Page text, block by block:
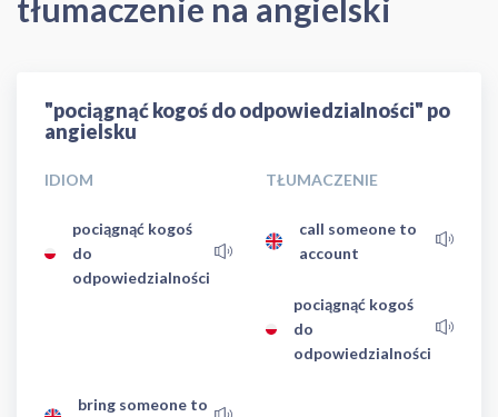
tłumaczenie na angielski
"pociągnąć kogoś do odpowiedzialności" po
angielsku
IDIOM TŁUMACZENIE
pociągnąć kogoś
do
odpowiedzialności
call someone to
account
pociągnąć kogoś
do
odpowiedzialności
bring someone to